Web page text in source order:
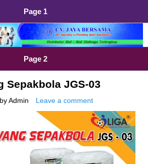
Page 1
Lengkap dan Berkualitas
Page 2
Sepakbola JGS-03
by Admin Leave a comment